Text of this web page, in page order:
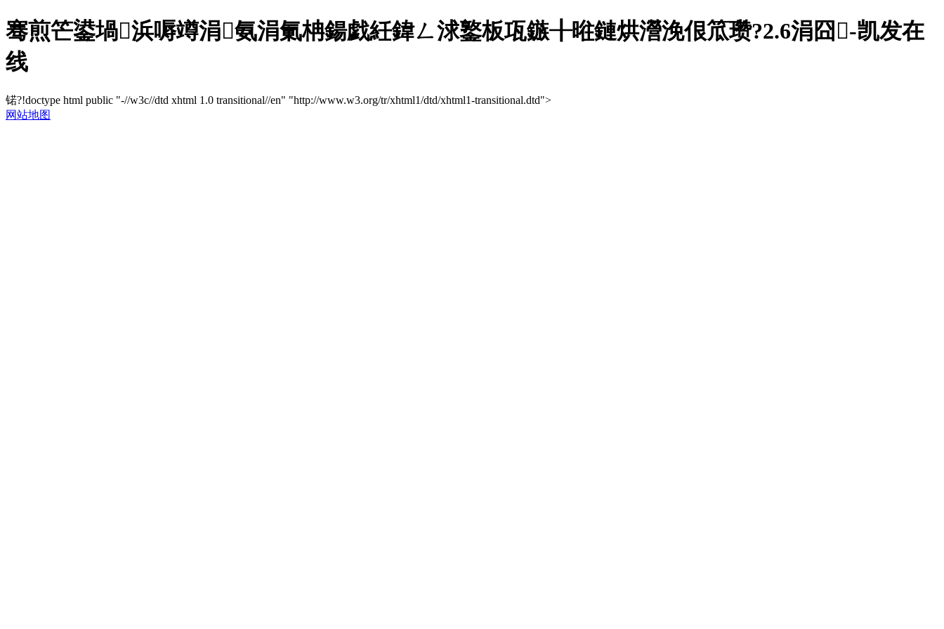
骞煎笀鍙堝浜嗕竴涓氨涓氭柟鍚戯紝鍏ㄥ浗鐜板瓨鏃╂暀鏈烘瀯浼佷笟瓒?2.6涓囧-凯发在
线
锘?!doctype html public "-//w3c//dtd xhtml 1.0 transitional//en" "http://www.w3.org/tr/xhtml1/dtd/xhtml1-transitional.dtd">
网站地图